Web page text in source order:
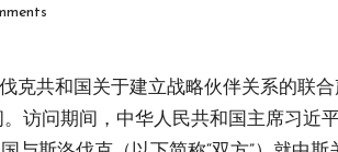
共和国关于建立战略伙伴关系的联合
访问期间，中华人民共和国主席习